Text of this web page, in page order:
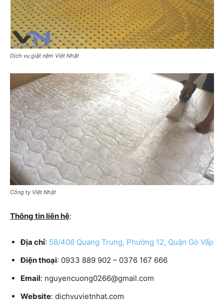
Dịch vụ giặt nệm Việt Nhật
Công ty Việt Nhật
Thông tin liên hệ:
Địa chỉ: 58/406 Quang Trung, Phường 12, Quận Gò Vấp
Điện thoại: 0933 889 902 – 0376 167 666
Email: nguyencuong0266@gmail.com
Website: dichvuvietnhat.com